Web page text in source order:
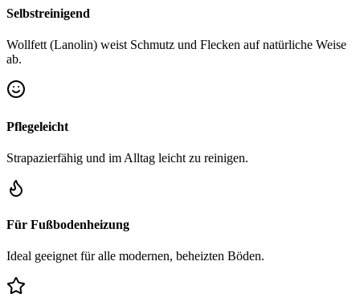
Selbstreinigend
Wollfett (Lanolin) weist Schmutz und Flecken auf natürliche Weise
ab.
Pflegeleicht
Strapazierfähig und im Alltag leicht zu reinigen.
Für Fußbodenheizung
Ideal geeignet für alle modernen, beheizten Böden.